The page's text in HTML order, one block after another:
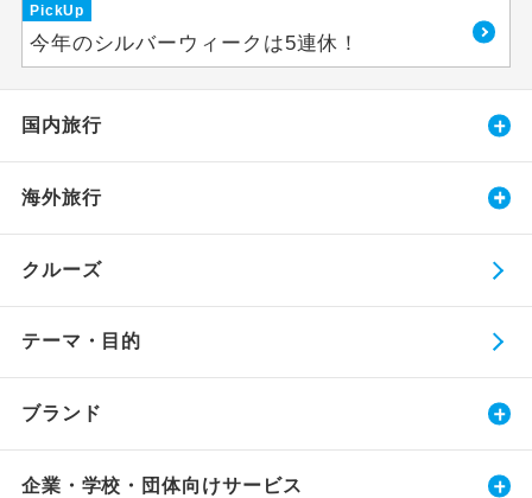
PickUp
今年のシルバーウィークは5連休！
国内旅行
海外旅行
クルーズ
テーマ・目的
ブランド
企業・学校・団体向けサービス